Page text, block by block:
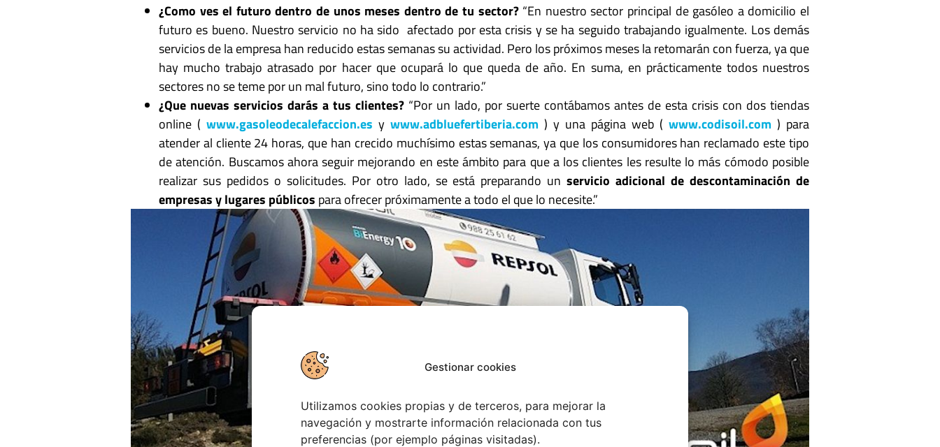
Gestionar cookies
Utilizamos cookies propias y de terceros, para mejorar la
navegación y mostrarte información relacionada con tus
preferencias (por ejemplo páginas visitadas).
¿Como ves el futuro dentro de unos meses dentro de tu sector?“En nuestro sector principal de gasóleo a domicilio el
futuro es bueno. Nuestro servicio no ha sido afectado por esta crisis y se ha seguido trabajando igualmente. Los demás
servicios de la empresa han reducido estas semanas su actividad. Pero los próximos meses la retomarán con fuerza, ya que
hay mucho trabajo atrasado por hacer que ocupará lo que queda de año. En suma, en prácticamente todos nuestros
sectores no se teme por un mal futuro, sino todo lo contrario.”
¿Que nuevas servicios darás a tus clientes? “Por un lado, por suerte contábamos antes de esta crisis con dos tiendas
online ( www.gasoleodecalefaccion.es y www.adbluefertiberia.com ) y una página web ( www.codisoil.com ) para
atender al cliente 24 horas, que han crecido muchísimo estas semanas, ya que los consumidores han reclamado este tipo
de atención. Buscamos ahora seguir mejorando en este ámbito para que a los clientes les resulte lo más cómodo posible
realizar sus pedidos o solicitudes. Por otro lado, se está preparando unservicio adicional de descontaminación de
empresas y lugares públicos para ofrecer próximamente a todo el que lo necesite.”